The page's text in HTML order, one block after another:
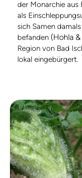
der Monarchie aus
als
sich Samen
befanden (Hohla
Region von Bad
lokal eingebürgert.